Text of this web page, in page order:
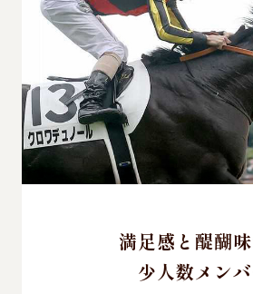
満足感と醍醐
少人数メン